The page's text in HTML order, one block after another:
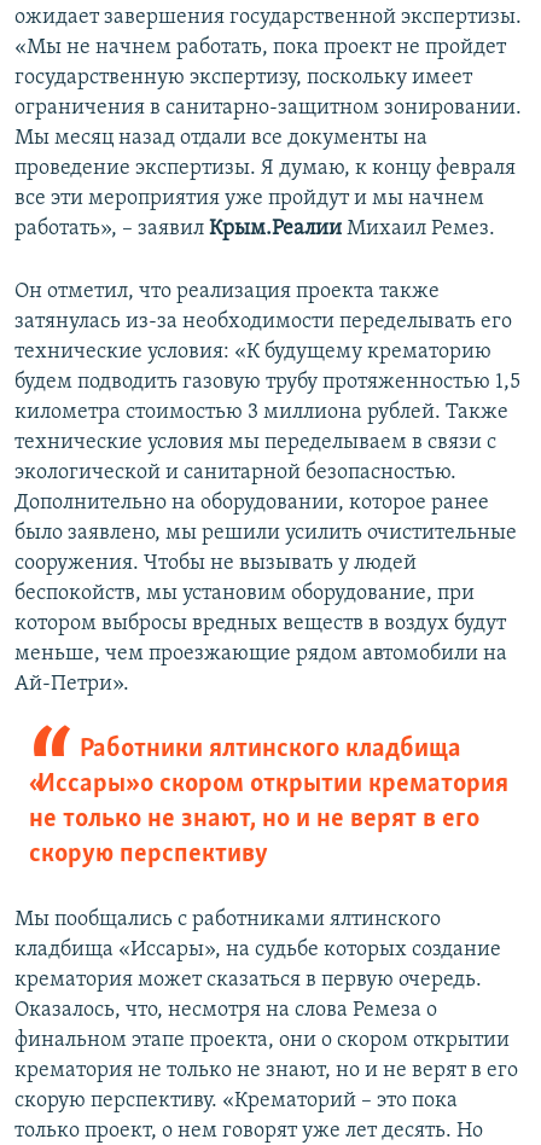
ожидает завершения государственной экспертизы.
«Мы не начнем работать, пока проект не пройдет
государственную экспертизу, поскольку имеет
ограничения в санитарно-защитном зонировании.
Мы месяц назад отдали все документы на
проведение экспертизы. Я думаю, к концу февраля
все эти мероприятия уже пройдут и мы начнем
работать», – заявил Крым.Реалии Михаил Ремез.
Он отметил, что реализация проекта также
затянулась из-за необходимости переделывать его
технические условия: «К будущему крематорию
будем подводить газовую трубу протяженностью 1,5
километра стоимостью 3 миллиона рублей. Также
технические условия мы переделываем в связи с
экологической и санитарной безопасностью.
Дополнительно на оборудовании, которое ранее
было заявлено, мы решили усилить очистительные
сооружения. Чтобы не вызывать у людей
беспокойств, мы установим оборудование, при
котором выбросы вредных веществ в воздух будут
меньше, чем проезжающие рядом автомобили на
Ай-Петри».
Работники ялтинского кладбища
«Иссары» о скором открытии крематория
не только не знают, но и не верят в его
скорую перспективу
Мы пообщались с работниками ялтинского
кладбища «Иссары», на судьбе которых создание
крематория может сказаться в первую очередь.
Оказалось, что, несмотря на слова Ремеза о
финальном этапе проекта, они о скором открытии
крематория не только не знают, но и не верят в его
скорую перспективу. «Крематорий – это пока
только проект, о нем говорят уже лет десять. Но